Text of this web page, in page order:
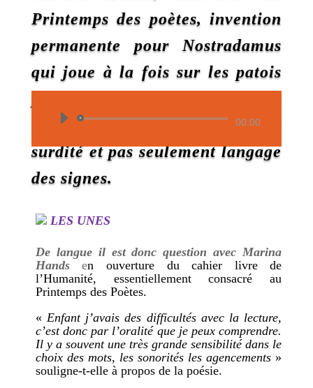
Printemps des poètes, invention
permanente pour Nostradamus
qui joue à la fois sur les patois
latins de la langue, langue de la
surdité et pas seulement langage
des signes.
Lecteur
00:00
LES UNES
De langue il est donc question avec Marina
Handsen ouverture du cahier livre de
l’Humanité, essentiellement consacré au
Printemps des Poètes.
« Enfant j’avais des difficultés avec la lecture,
c’est donc par l’oralité que je peux comprendre.
Il y a souvent une très grande sensibilité dans le
choix des mots, les sonorités les agencements »
souligne-t-elle à propos de la poésie.